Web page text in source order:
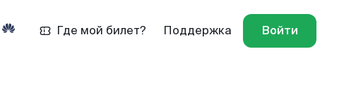
Где мой билет? Поддержка Войти